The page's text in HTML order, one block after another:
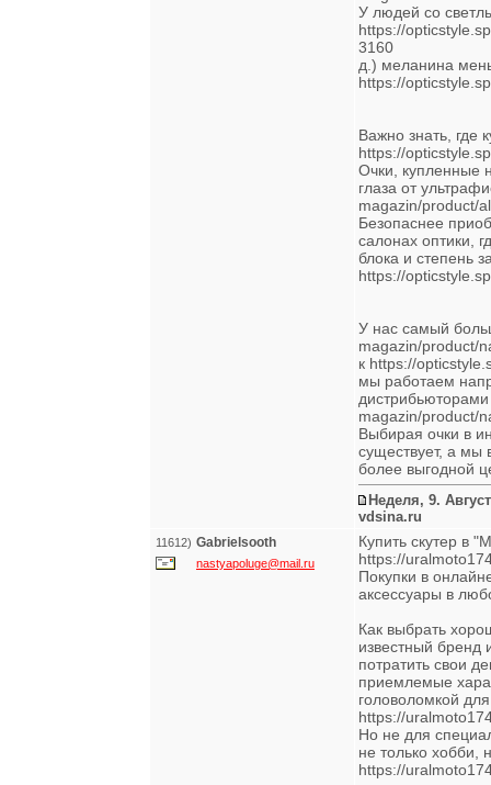
У людей со
https://
3160
д.) меланина
https://
Важно знать, где
https://
Очки, купленные
глаза от
magazin/product/
Безопаснее
салонах оптики,
блока и степень
https://
У нас самый
magazin/product/
к https://
мы работаем
magazin/product/
Выбирая очки в
существует, а мы
более выгодной
Неделя, 9.
vdsina.ru
11612) Gabrielsooth
nastyapoluge@mail.ru
Купить скутер в
https://
Покупки в
аксессуары в
Как выбрать
известный бренд
потратить свои
приемлемые
головоломкой
https://
Но не для
не только хобби,
https://